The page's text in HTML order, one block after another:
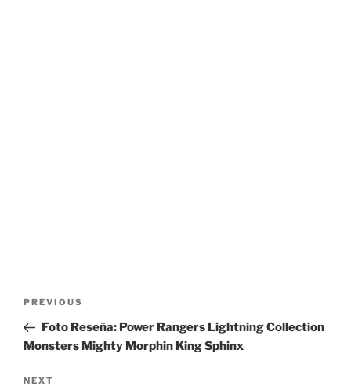
Previous
Post
PREVIOUS
Foto Reseña: Power Rangers Lightning Collection
Monsters Mighty Morphin King Sphinx
Next
NEXT